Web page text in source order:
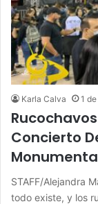
Karla Calva 1
Concierto
STAFF/Alejandra
todo existe, y los